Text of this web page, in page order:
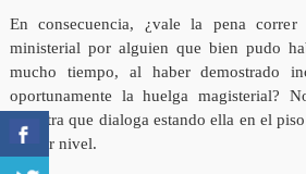
En consecuencia, ¿vale la pena
ministerial por alguien que bien pudo
mucho tiempo, al haber demostrado
oportunamente la huelga magisterial?
ministra que dialoga estando ella en el
primer nivel.